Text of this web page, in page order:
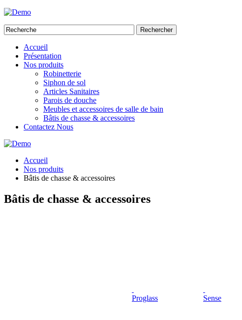
Rechercher
Accueil
Présentation
Nos produits
Robinetterie
Siphon de sol
Articles Sanitaires
Parois de douche
Meubles et accessoires de salle de bain
Bâtis de chasse & accessoires
Contactez Nous
Accueil
Nos produits
Bâtis de chasse & accessoires
Bâtis de chasse & accessoires
Proglass Sense